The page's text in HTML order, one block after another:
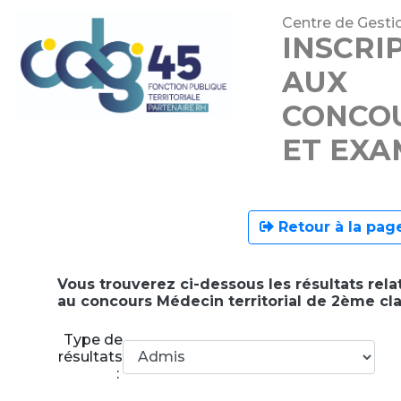
Centre de
AUX
ET
Retour à la
Vous trouverez ci-dessous les résultats
au concours Médecin territorial de 2ème
Type de
résultats
: